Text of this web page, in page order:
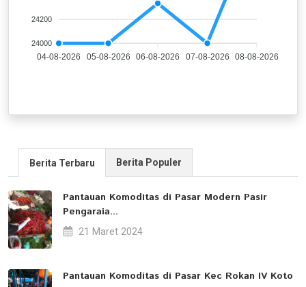
24200
24000
04-08-2026 05-08-2026 06-08-2026 07-08-2026 08-08-2026
Berita Terbaru Berita Populer
Pantauan Komoditas di Pasar Modern Pasir
Pengaraia...
21 Maret 2024
Pantauan Komoditas di Pasar Kec Rokan IV Koto